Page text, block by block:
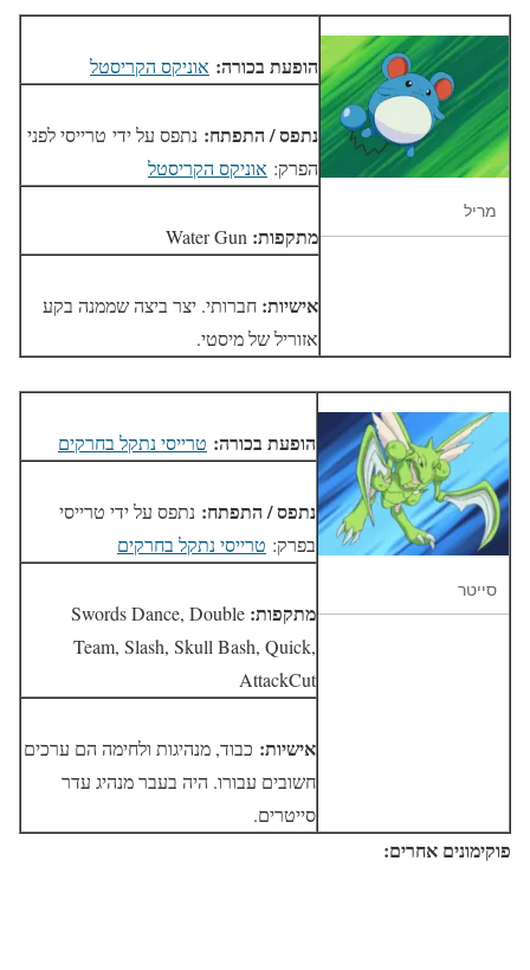
מריל
הופעת בכורה: אוניקס הקריסטל
נתפס / התפתח: נתפס על ידי טרייסי לפני
הפרק: אוניקס הקריסטל
מתקפות:
אישיות: חברותי. יצר ביצה שממנה בקע
אזוריל של מיסטי.
סייטר
הופעת בכורה: טרייסי נתקל בחרקים
נתפס / התפתח: נתפס על ידי טרייסי
בפרק: טרייסי נתקל בחרקים
מתקפות: Swords Dance, Double
Team, Slash, Skull Bash, Quick,
AttackCut
אישיות: כבוד, מנהיגות ולחימה הם ערכים
חשובים עבורו. היה בעבר מנהיג עדר
סייטרים.
פוקימונים אחרים: